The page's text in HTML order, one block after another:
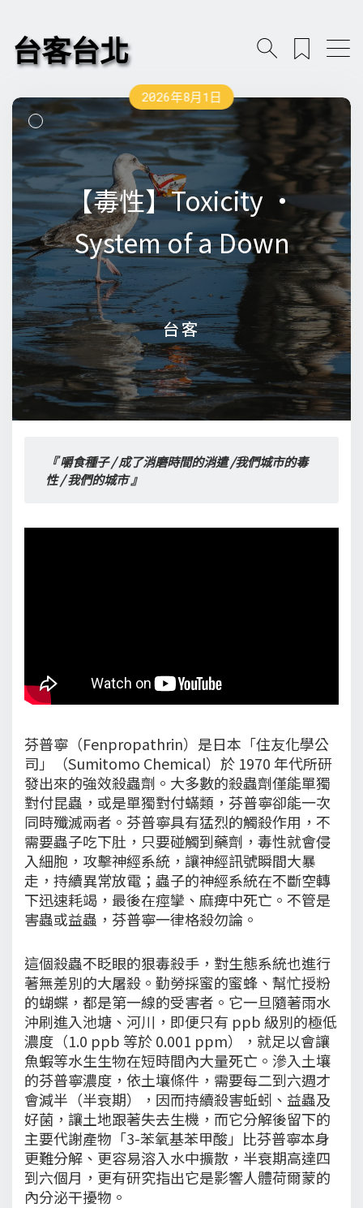
台客台北
2026年8月1日
【毒性】Toxicity •
System of a Down
台客
【毒性】Toxicity •
System of a Down
台客
『 嚼食種子 / 成了消磨時間的消遣 /我們城市的毒
性 / 我們的城市 』
芬普寧（Fenpropathrin）是日本「住友化學公
司」（Sumitomo Chemical）於 1970 年代所研
發出來的強效殺蟲劑。大多數的殺蟲劑僅能單獨
對付昆蟲，或是單獨對付蟎類，芬普寧卻能一次
同時殲滅兩者。芬普寧具有猛烈的觸殺作用，不
需要蟲子吃下肚，只要碰觸到藥劑，毒性就會侵
入細胞，攻擊神經系統，讓神經訊號瞬間大暴
走，持續異常放電；蟲子的神經系統在不斷空轉
下迅速耗竭，最後在痙攣、麻痺中死亡。不管是
害蟲或益蟲，芬普寧一律格殺勿論。
這個殺蟲不眨眼的狠毒殺手，對生態系統也進行
著無差別的大屠殺。勤勞採蜜的蜜蜂、幫忙授粉
的蝴蝶，都是第一線的受害者。它一旦隨著雨水
沖刷進入池塘、河川，即便只有 ppb 級別的極低
濃度（1.0 ppb 等於 0.001 ppm），就足以會讓
魚蝦等水生生物在短時間內大量死亡。滲入土壤
的芬普寧濃度，依土壤條件，需要每二到六週才
會減半（半衰期），因而持續殺害蚯蚓、益蟲及
好菌，讓土地跟著失去生機，而它分解後留下的
主要代謝產物「3-苯氧基苯甲酸」比芬普寧本身
更難分解、更容易溶入水中擴散，半衰期高達四
到六個月，更有研究指出它是影響人體荷爾蒙的
內分泌干擾物。